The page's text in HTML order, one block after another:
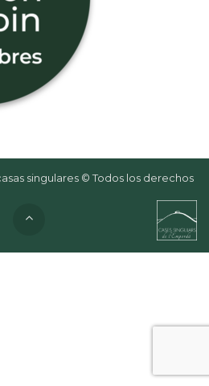
singulares © Todos los derechos